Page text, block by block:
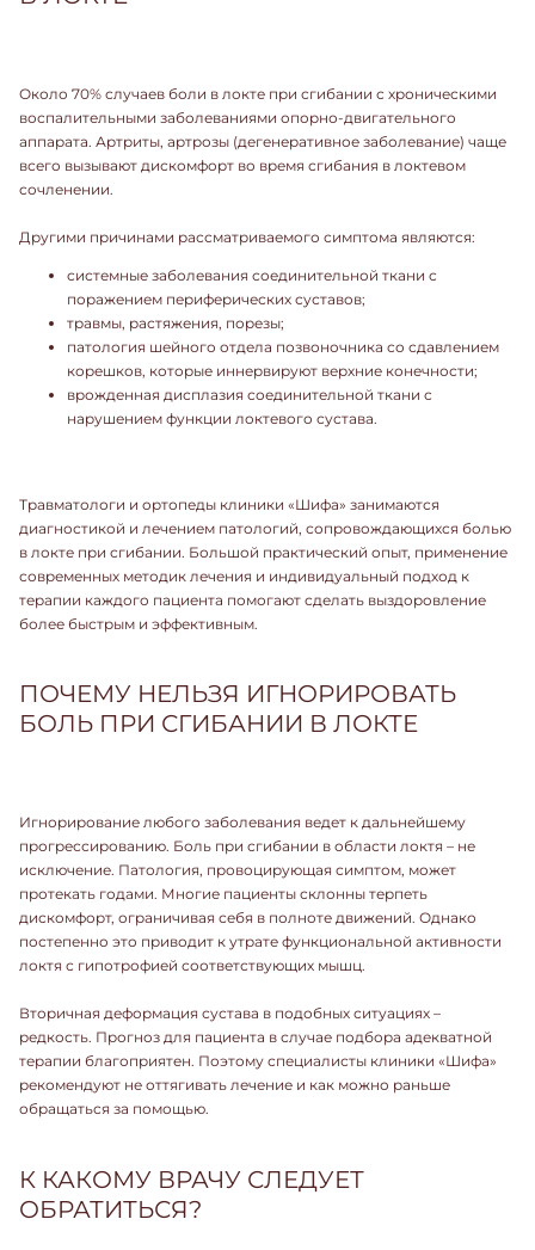
Около 70% случаев боли в локте при сгибании с хроническими
воспалительными заболеваниями опорно-двигательного
аппарата. Артриты, артрозы (дегенеративное заболевание) чаще
всего вызывают дискомфорт во время сгибания в локтевом
сочленении.
Другими причинами рассматриваемого симптома являются:
системные заболевания соединительной ткани с
поражением периферических суставов;
травмы, растяжения, порезы;
патология шейного отдела позвоночника со сдавлением
корешков, которые иннервируют верхние конечности;
врожденная дисплазия соединительной ткани с
нарушением функции локтевого сустава.
Травматологи и ортопеды клиники «Шифа» занимаются
диагностикой и лечением патологий, сопровождающихся болью
в локте при сгибании. Большой практический опыт, применение
современных методик лечения и индивидуальный подход к
терапии каждого пациента помогают сделать выздоровление
более быстрым и эффективным.
ПОЧЕМУ НЕЛЬЗЯ ИГНОРИРОВАТЬ
БОЛЬ ПРИ СГИБАНИИ В ЛОКТЕ
Игнорирование любого заболевания ведет к дальнейшему
прогрессированию. Боль при сгибании в области локтя – не
исключение. Патология, провоцирующая симптом, может
протекать годами. Многие пациенты склонны терпеть
дискомфорт, ограничивая себя в полноте движений. Однако
постепенно это приводит к утрате функциональной активности
локтя с гипотрофией соответствующих мышц.
Вторичная деформация сустава в подобных ситуациях –
редкость. Прогноз для пациента в случае подбора адекватной
терапии благоприятен. Поэтому специалисты клиники «Шифа»
рекомендуют не оттягивать лечение и как можно раньше
обращаться за помощью.
К КАКОМУ ВРАЧУ СЛЕДУЕТ
ОБРАТИТЬСЯ?